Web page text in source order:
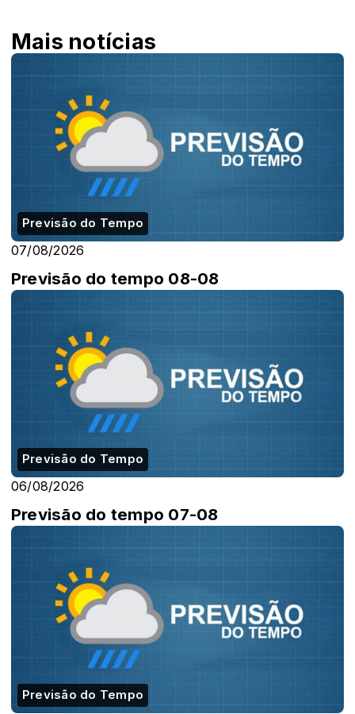
Mais notícias
Previsão do Tempo
07/08/2026
Previsão do tempo 08-08
Previsão do Tempo
06/08/2026
Previsão do tempo 07-08
Previsão do Tempo